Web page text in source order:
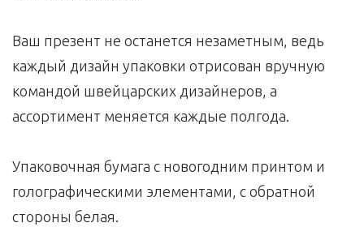
Ваш презент не останется незаметным, ведь
каждый дизайн упаковки отрисован вручную
командой швейцарских дизайнеров, а
ассортимент меняется каждые полгода.
Упаковочная бумага с новогодним принтом и
голографическими элементами, с обратной
стороны белая.